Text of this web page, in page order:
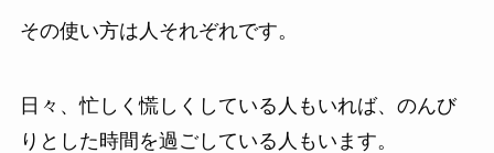
その使い方は人それぞれです。
日々、忙しく慌しくしている人もいれば、のんび
りとした時間を過ごしている人もいます。